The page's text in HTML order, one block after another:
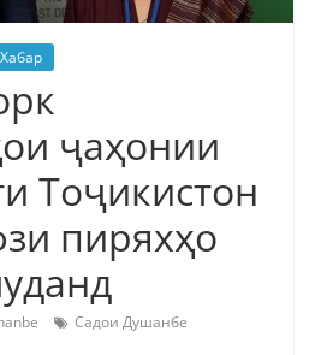
Хабар
ҷаҳонии
Тоҷикистон
пиряхҳо
Садои Душанбе